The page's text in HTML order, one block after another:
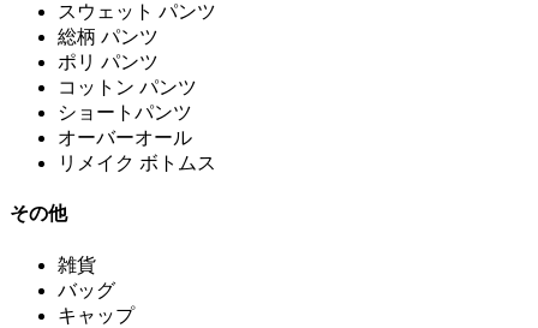
スウェット パンツ
総柄 パンツ
ポリ パンツ
コットン パンツ
ショートパンツ
オーバーオール
リメイク ボトムス
その他
雑貨
バッグ
キャップ